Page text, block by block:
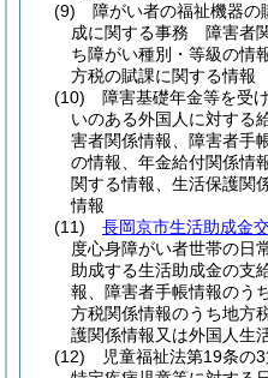
(9)
障がい者の福祉機器の
成に関する事務 障害者
ち障がい種別・等級の情
方税の賦課に関する情報
(10)
障害基礎年金等を受
いのある外国人に対す
害者関係情報、障害者手
の情報、年金給付関係情
関する情報、生活保護関
情報
(11)
長岡京市生活助成金
度心身障がい者世帯の日
助成する生活助成金の
報、障害者手帳情報のう
方税関係情報のうち地方
護関係情報又は外国人生
(12)
児童福祉法第19条の